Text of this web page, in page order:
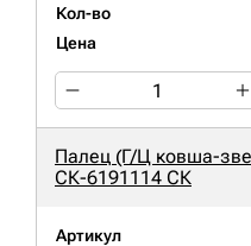
Кол-во
Цена
Палец (Г/Ц ковша-
СК-6191114 СК
Артикул